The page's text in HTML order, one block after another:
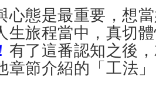
心態是最重要，想
生旅程當中，真切
！ 有了這番認知之後
章節介紹的「工法